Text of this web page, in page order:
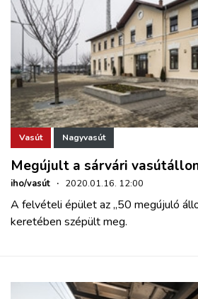
Vasút Nagyvasút
Megújult a sárvári
iho/vasút · 2020.01.16. 12:00
A felvételi épület az „50 megújuló
keretében szépült meg.